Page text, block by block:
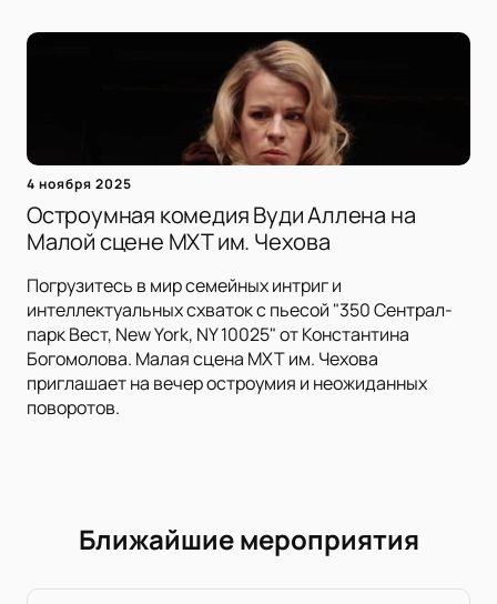
4 ноября 2025
Остроумная комедия Вуди Аллена на
Малой сцене МХТ им. Чехова
Погрузитесь в мир семейных интриг и
интеллектуальных схваток с пьесой "350 Сентрал-
парк Вест, New York, NY 10025" от Константина
Богомолова. Малая сцена МХТ им. Чехова
приглашает на вечер остроумия и неожиданных
поворотов.
Ближайшие мероприятия